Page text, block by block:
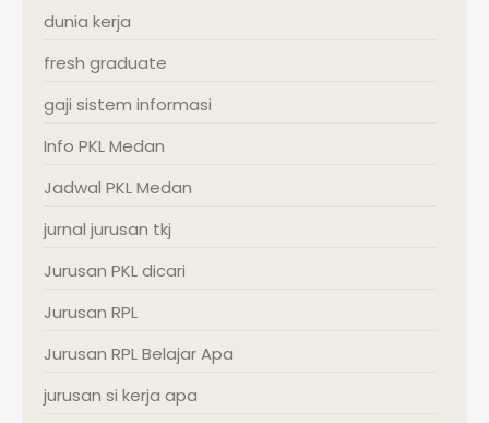
dunia kerja
fresh graduate
gaji sistem informasi
Info PKL Medan
Jadwal PKL Medan
jurnal jurusan tkj
Jurusan PKL dicari
Jurusan RPL
Jurusan RPL Belajar Apa
jurusan si kerja apa